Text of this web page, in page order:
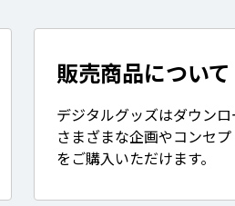
販売商品について
デジタルグッズはダウンロ
さまざまな企画やコンセ
をご購入いただけます。